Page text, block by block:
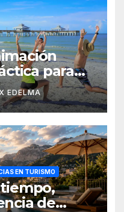
para
de
EDELMA
EN TURISMO
de